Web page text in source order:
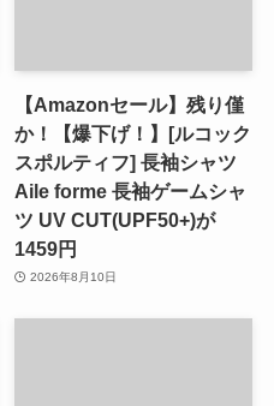
【Amazonセール】残り僅
か！【爆下げ！】[ルコック
スポルティフ] 長袖シャツ
Aile forme 長袖ゲームシャ
ツ UV CUT(UPF50+)が
1459円
2026年8月10日